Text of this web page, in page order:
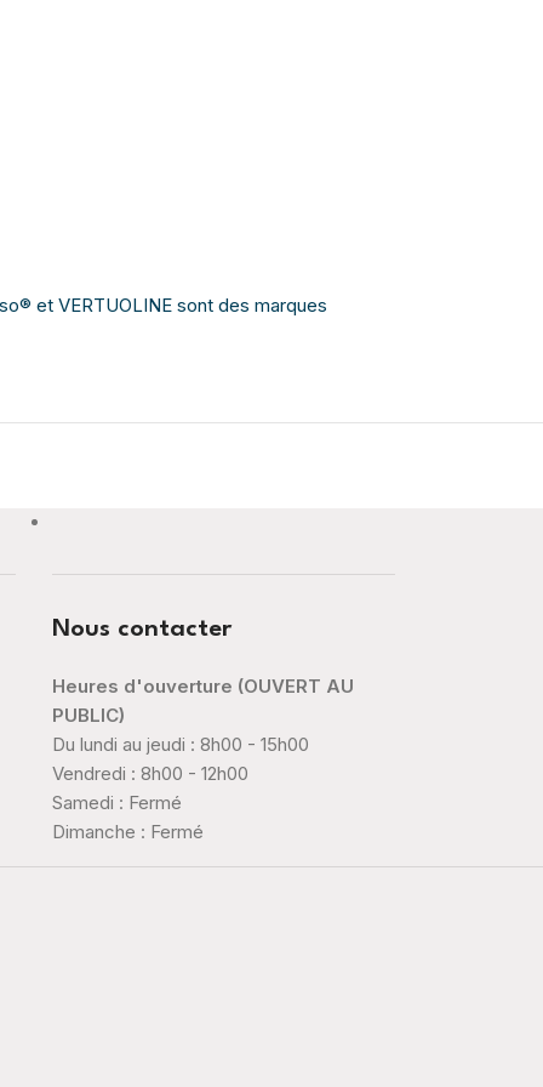
et VERTUOLINE sont des marques
Nous contacter
Heures d'ouverture (OUVERT AU
PUBLIC)
Du lundi au jeudi : 8h00 - 15h00
Vendredi : 8h00 - 12h00
Samedi : Fermé
Dimanche : Fermé